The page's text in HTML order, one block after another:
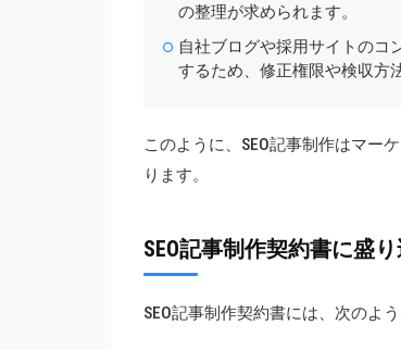
の整理が求められます。
自社ブログや採用サイトのコ
するため、修正権限や検収方
このように、SEO記事制作はマー
ります。
SEO記事制作契約書に盛
SEO記事制作契約書には、次のよ